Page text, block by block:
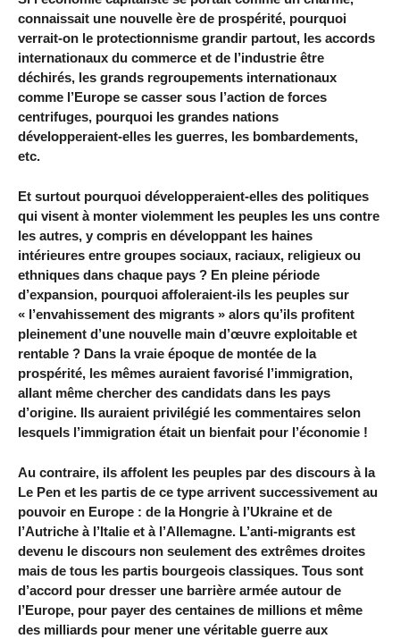
connaissait une nouvelle ère de prospérité, pourquoi
verrait-on le protectionnisme grandir partout, les accords
internationaux du commerce et de l’industrie être
déchirés, les grands regroupements internationaux
comme l’Europe se casser sous l’action de forces
centrifuges, pourquoi les grandes nations
développeraient-elles les guerres, les bombardements,
etc.
Et surtout pourquoi développeraient-elles des politiques
qui visent à monter violemment les peuples les uns contre
les autres, y compris en développant les haines
intérieures entre groupes sociaux, raciaux, religieux ou
ethniques dans chaque pays ? En pleine période
d’expansion, pourquoi affoleraient-ils les peuples sur
« l’envahissement des migrants » alors qu’ils profitent
pleinement d’une nouvelle main d’œuvre exploitable et
rentable ? Dans la vraie époque de montée de la
prospérité, les mêmes auraient favorisé l’immigration,
allant même chercher des candidats dans les pays
d’origine. Ils auraient privilégié les commentaires selon
lesquels l’immigration était un bienfait pour l’économie !
Au contraire, ils affolent les peuples par des discours à la
Le Pen et les partis de ce type arrivent successivement au
pouvoir en Europe : de la Hongrie à l’Ukraine et de
l’Autriche à l’Italie et à l’Allemagne. L’anti-migrants est
devenu le discours non seulement des extrêmes droites
mais de tous les partis bourgeois classiques. Tous sont
d’accord pour dresser une barrière armée autour de
l’Europe, pour payer des centaines de millions et même
des milliards pour mener une véritable guerre aux